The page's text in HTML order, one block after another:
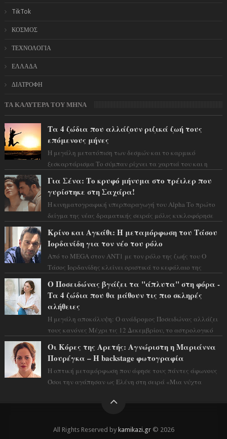
TikTok
ΚΟΣΜΟΣ
ΤΕΧΝΟΛΟΓΙΑ
ΕΛΛΑΔΑ
ΔΙΑΤΡΟΦΗ
ΤΑ ΚΑΛΥΤΕΡΑ ΤΟΥ ΜΗΝΑ
Τα 4 ζώδια που αλλάζουν ριζικά ζωή τους
επόμενους μήνες
Η μεγάλη μετατόπιση των δεσμών και το καρμικό
ξεσκαρτάρισμα Το σύμπαν ρίχνει τα χαρτιά του και η
Για Σένα: Το κρυφό μήνυμα στο τρέιλερ που
γυρίστηκε στη Σαχάρα!
Η κινηματογραφική υπερπαραγωγή του Alpha Το πρώτο
δείγμα της νέας δραματικής σειράς μόλις κυκλοφόρησε
Κρίνο και Αγκάθι: Η μεταμόρφωση του Τάσου
Ιορδανίδη για τον νέο του ρόλο
Από το MEGA στον ΑΝΤ1 με τον ρόλο της ζωής του Ο
Τάσος Ιορδανίδης κλείνει οριστικά το κεφάλαιο της
Ο Ποσειδώνας βγάζει τα "άπλυτα" στη φόρα -
Τα 4 ζώδια που θα μάθουν τις πιο σκληρές
αλήθειες
Η μεγάλη αποκάλυψη: Ο ανάδρομος Ποσειδώνας αλλάζει
τους κανόνες Μέχρι τις 12 Δεκεμβρίου, το αστρολογικό
Οι Κόρες της Αρετής: Αγνώριστη η Μαριάννα
Πουρέγκα – H backstage φωτογραφία
Η οπτική μεταμόρφωση που άφησε τους πάντες άφωνους
Όσοι την αγάπησαν ως Ελένη στη σειρά «Μια νύχτα
All Rights Reserved by kamikazi.gr© 2026